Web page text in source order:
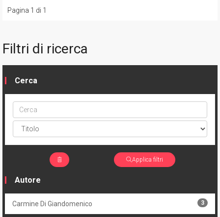
Pagina 1 di 1
Filtri di ricerca
Cerca
Cerca
ptype
Applica filtri
Autore
Carmine Di Giandomenico 3